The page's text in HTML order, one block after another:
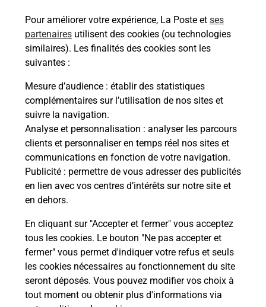
Pour améliorer votre expérience, La Poste et ses
partenaires utilisent des cookies (ou technologies
similaires). Les finalités des cookies sont les
suivantes :
Mesure d’audience : établir des statistiques
complémentaires sur l’utilisation de nos sites et
suivre la navigation.
Analyse et personnalisation : analyser les parcours
clients et personnaliser en temps réel nos sites et
communications en fonction de votre navigation.
Publicité : permettre de vous adresser des publicités
en lien avec vos centres d’intérêts sur notre site et
en dehors.
En cliquant sur "Accepter et fermer" vous acceptez
tous les cookies. Le bouton "Ne pas accepter et
fermer" vous permet d'indiquer votre refus et seuls
les cookies nécessaires au fonctionnement du site
seront déposés. Vous pouvez modifier vos choix à
tout moment ou obtenir plus d'informations via
Comment demander une
modification de livraison ?
Comment La Poste participe-t-elle
à votre sécurité au quotidien ?
Puis-je passer mon code de la route
avec La Poste et sous quelles
conditions ?
Localiser Liste Allier ST LEON